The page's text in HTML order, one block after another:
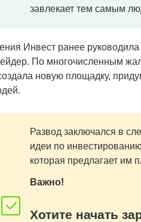
завлекает тем самым
Инвест ранее
По многочисленным
новую площадку,
Развод заключался в
идеи по
которая предлагает им
Важно!
Хотите начать